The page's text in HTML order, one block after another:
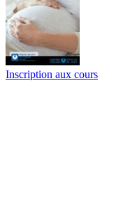
Inscription aux cours